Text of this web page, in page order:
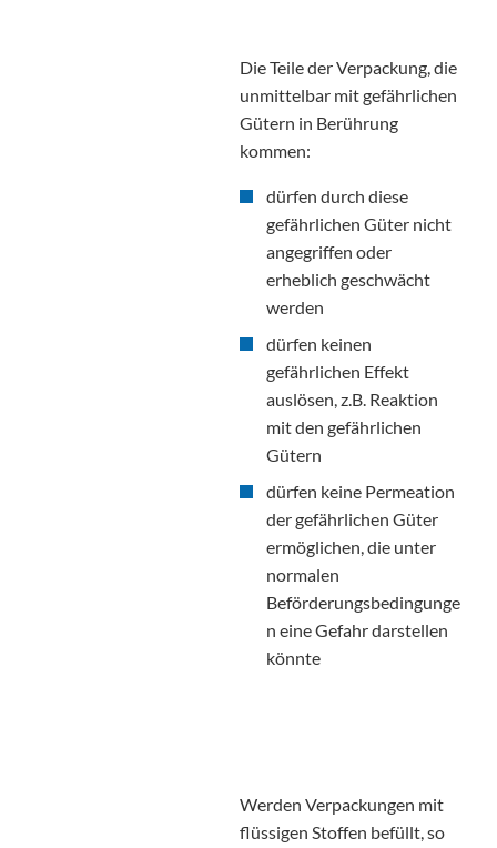
Die Teile der Verpackung, die
unmittelbar mit gefährlichen
Gütern in Berührung
kommen:
dürfen durch diese
gefährlichen Güter nicht
angegriffen oder
erheblich geschwächt
werden
dürfen keinen
gefährlichen Effekt
auslösen, z.B. Reaktion
mit den gefährlichen
Gütern
dürfen keine Permeation
der gefährlichen Güter
ermöglichen, die unter
normalen
Beförderungsbedingunge
n eine Gefahr darstellen
könnte
Werden Verpackungen mit
flüssigen Stoffen befüllt, so